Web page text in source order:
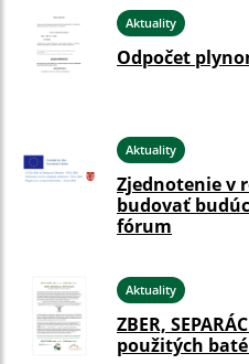
Aktuality
Odpočet
Aktuality
Zjednotenie v
budovať
fórum
Aktuality
ZBER,
použitých